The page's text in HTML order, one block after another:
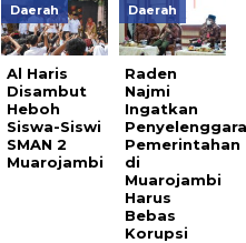
Daerah
Al Haris
Disambut
Heboh
Siswa-Siswi
SMAN 2
Muarojambi
Daerah
Raden
Najmi
Ingatkan
Pemerintahan
di
Muarojambi
Harus
Bebas
Korupsi